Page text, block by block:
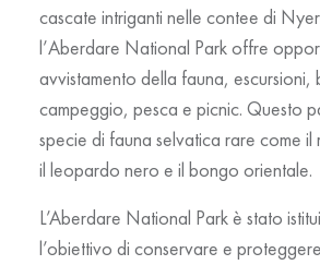
cascate intriganti nelle contee di
l’Aberdare National Parkoffre
avvistamento della fauna, escursioni,
campeggio, pesca e picnic. Questo
specie di fauna selvatica rare come
il leopardo nero e il bongo orientale.
L’Aberdare National Park è stato
l’obiettivo di conservare e